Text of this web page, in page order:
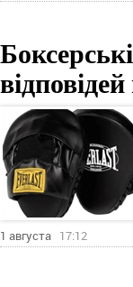
1 августа 17:12